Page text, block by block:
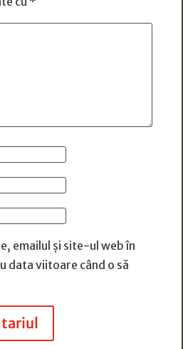
emailul și site-ul web în
data viitoare când o să